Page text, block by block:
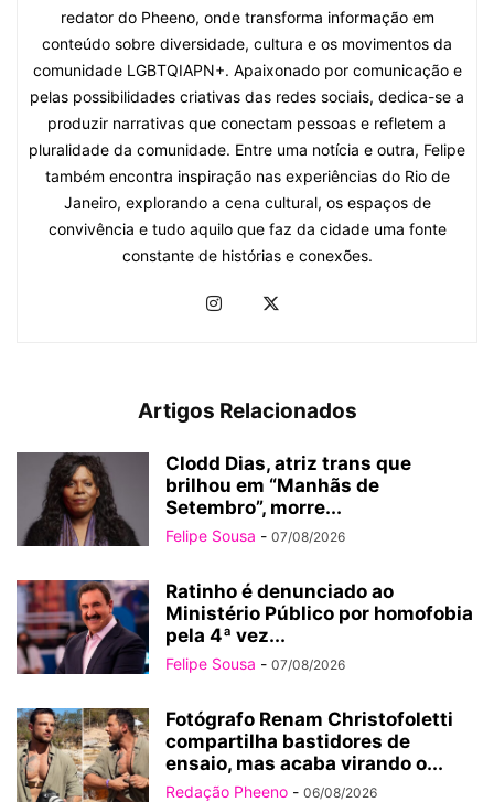
redator do Pheeno, onde transforma informação em
conteúdo sobre diversidade, cultura e os movimentos da
comunidade LGBTQIAPN+. Apaixonado por comunicação e
pelas possibilidades criativas das redes sociais, dedica-se a
produzir narrativas que conectam pessoas e refletem a
pluralidade da comunidade. Entre uma notícia e outra, Felipe
também encontra inspiração nas experiências do Rio de
Janeiro, explorando a cena cultural, os espaços de
convivência e tudo aquilo que faz da cidade uma fonte
constante de histórias e conexões.
Artigos Relacionados
Clodd Dias, atriz trans que
brilhou em “Manhãs de
Setembro”, morre...
Felipe Sousa - 07/08/2026
Ratinho é denunciado ao
Ministério Público por homofobia
pela 4ª vez...
Felipe Sousa - 07/08/2026
Fotógrafo Renam Christofoletti
compartilha bastidores de
ensaio, mas acaba virando o...
Redação Pheeno - 06/08/2026